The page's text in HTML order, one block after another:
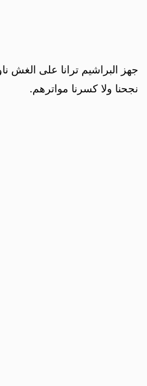
جهز البراشيم ترانا على الغش
نجحنا ولا كسرنا مواترهم.